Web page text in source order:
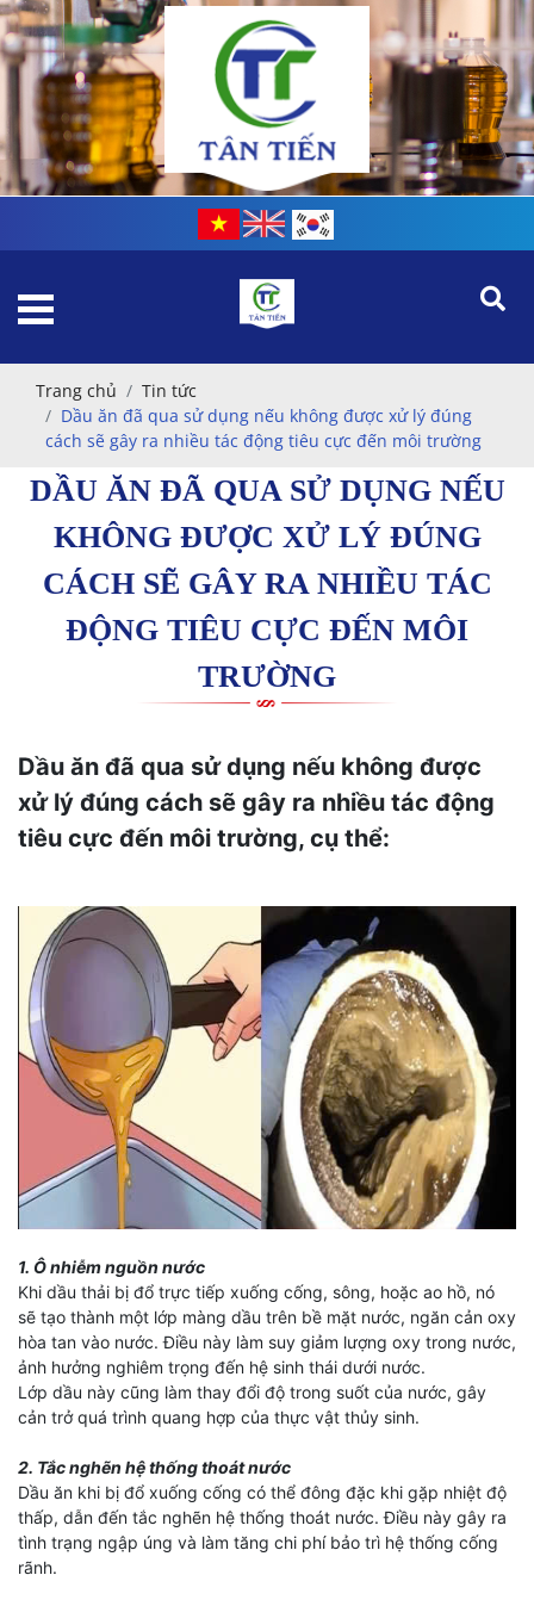
Trang chủ
Tin tức
Dầu ăn đã qua sử dụng nếu không được xử lý đúng
cách sẽ gây ra nhiều tác động tiêu cực đến môi trường
DẦU ĂN ĐÃ QUA SỬ DỤNG NẾU
KHÔNG ĐƯỢC XỬ LÝ ĐÚNG
CÁCH SẼ GÂY RA NHIỀU TÁC
ĐỘNG TIÊU CỰC ĐẾN MÔI
TRƯỜNG
Dầu ăn đã qua sử dụng nếu không được
xử lý đúng cách sẽ gây ra nhiều tác động
tiêu cực đến môi trường, cụ thể:
1. Ô nhiễm nguồn nước
Khi dầu thải bị đổ trực tiếp xuống cống, sông, hoặc ao hồ, nó
sẽ tạo thành một lớp màng dầu trên bề mặt nước, ngăn cản oxy
hòa tan vào nước. Điều này làm suy giảm lượng oxy trong nước,
ảnh hưởng nghiêm trọng đến hệ sinh thái dưới nước.
Lớp dầu này cũng làm thay đổi độ trong suốt của nước, gây
cản trở quá trình quang hợp của thực vật thủy sinh.
2. Tắc nghẽn hệ thống thoát nước
Dầu ăn khi bị đổ xuống cống có thể đông đặc khi gặp nhiệt độ
thấp, dẫn đến tắc nghẽn hệ thống thoát nước. Điều này gây ra
tình trạng ngập úng và làm tăng chi phí bảo trì hệ thống cống
rãnh.